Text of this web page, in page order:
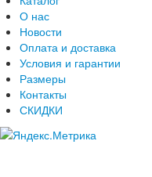
О нас
Новости
Оплата и доставка
Условия и гарантии
Размеры
Контакты
СКИДКИ